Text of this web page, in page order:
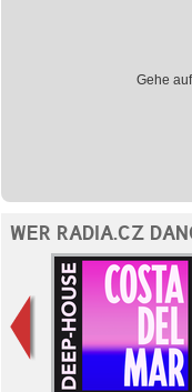
Gehe
WER RADIA.CZ